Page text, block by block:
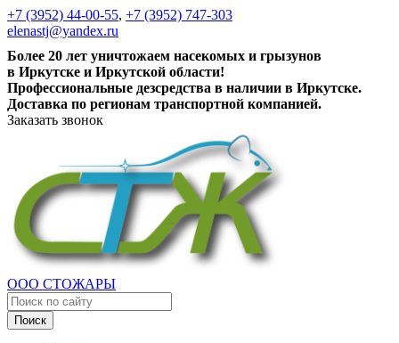
+7 (3952) 44-00-55, +7 (3952) 747-303
elenastj@yandex.ru
Более 20 лет уничтожаем насекомых и грызунов
в Иркутске и Иркутской области!
Профессиональные дезсредства в наличии в Иркутске.
Доставка по регионам транспортной компанией.
Заказать звонок
ООО СТОЖАРЫ
Поиск